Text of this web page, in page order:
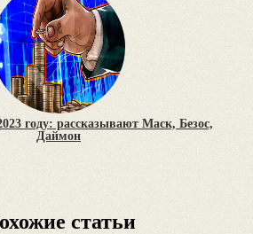
году: рассказывают Маск, Безос,
Даймон
статьи